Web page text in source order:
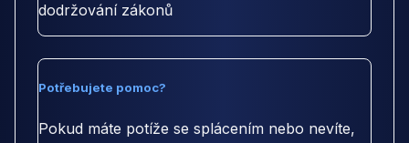
dodržování zákonů
Potřebujete pomoc?
Pokud máte potíže se splácením nebo nevíte,